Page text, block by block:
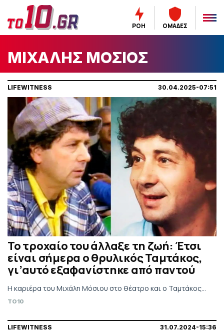
ΡΟΗ ΟΜΑΔΕΣ
ΜΙΧΑΛΗΣ ΜΟΣΙΟΣ
LIFEWITNESS 30.04.2025-07:51
Το τροχαίο του άλλαξε τη ζωή: Έτσι
είναι σήμερα ο θρυλικός Ταμτάκος,
γι’αυτό εξαφανίστηκε από παντού
Η καριέρα του Μιχάλη Μόσιου στο θέατρο και ο Ταμτάκος...
TO10
LIFEWITNESS 31.07.2024-15:36